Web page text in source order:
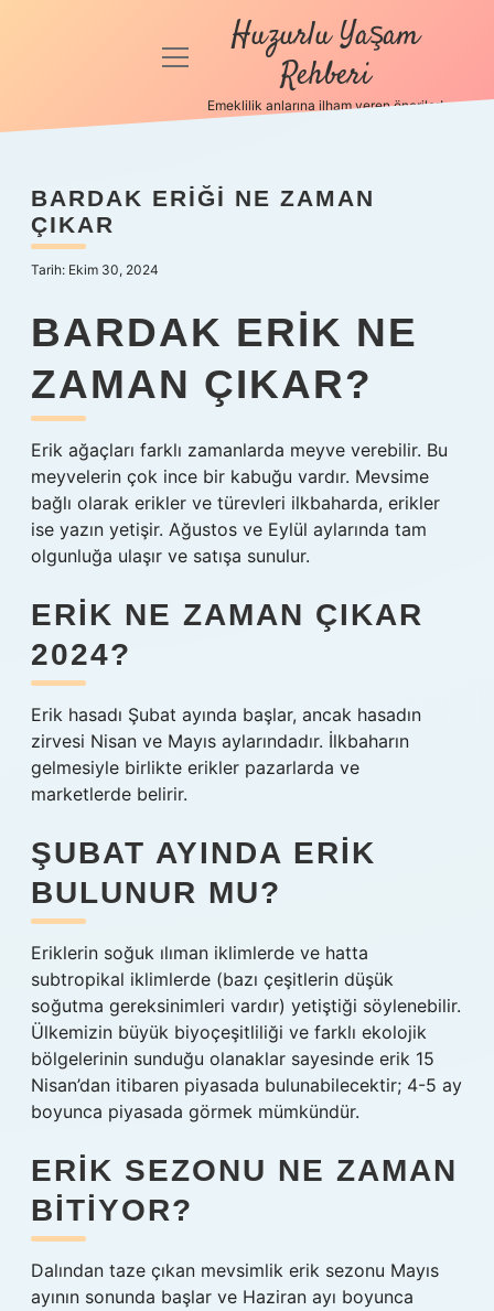
Anasayfa
Politikası
Yasal Uyarı
menüyü
Huzurlu Yaşam
Rehberi
Emeklilik anlarına ilham veren öneriler!
BARDAK ERIĞI NE ZAMAN
ÇIKAR
Tarih: Ekim 30, 2024
BARDAK ERIK NE
ZAMAN ÇIKAR?
Erik ağaçları farklı zamanlarda meyve verebilir. Bu
meyvelerin çok ince bir kabuğu vardır. Mevsime
bağlı olarak erikler ve türevleri ilkbaharda, erikler
ise yazın yetişir. Ağustos ve Eylül aylarında tam
olgunluğa ulaşır ve satışa sunulur.
ERIK NE ZAMAN ÇIKAR
2024?
Erik hasadı Şubat ayında başlar, ancak hasadın
zirvesi Nisan ve Mayıs aylarındadır. İlkbaharın
gelmesiyle birlikte erikler pazarlarda ve
marketlerde belirir.
ŞUBAT AYINDA ERIK
BULUNUR MU?
Eriklerin soğuk ılıman iklimlerde ve hatta
subtropikal iklimlerde (bazı çeşitlerin düşük
soğutma gereksinimleri vardır) yetiştiği söylenebilir.
Ülkemizin büyük biyoçeşitliliği ve farklı ekolojik
bölgelerinin sunduğu olanaklar sayesinde erik 15
Nisan’dan itibaren piyasada bulunabilecektir; 4-5 ay
boyunca piyasada görmek mümkündür.
ERIK SEZONU NE ZAMAN
BITIYOR?
Dalından taze çıkan mevsimlik erik sezonu Mayıs
ayının sonunda başlar ve Haziran ayı boyunca